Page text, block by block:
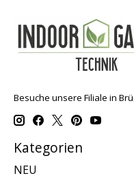
Besuche unsere Filiale in
Kategorien
NEU